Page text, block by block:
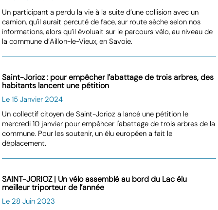
Un participant a perdu la vie à la suite d’une collision avec un
camion, qu'il aurait percuté de face, sur route sèche selon nos
informations, alors qu’il évoluait sur le parcours vélo, au niveau de
la commune d’Aillon-le-Vieux, en Savoie.
Saint-Jorioz : pour empêcher l’abattage de trois arbres, des
habitants lancent une pétition
Le 15 Janvier 2024
Un collectif citoyen de Saint-Jorioz a lancé une pétition le
mercredi 10 janvier pour empêhcer l'abattage de trois arbres de la
commune. Pour les soutenir, un élu européen a fait le
déplacement.
SAINT-JORIOZ | Un vélo assemblé au bord du Lac élu
meilleur triporteur de l’année
Le 28 Juin 2023